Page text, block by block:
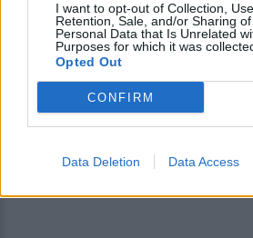
I want to opt-out of Collection, Use,
Retention, Sale, and/or Sharing
Personal Data that Is Unrelated
Purposes for which it was
Opted Out
CONFIRM
Data Deletion Data Access